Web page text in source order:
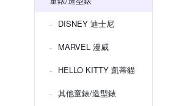
DISNEY 迪士尼
MARVEL 漫威
HELLO KITTY 凱蒂貓
其他童錶/造型錶